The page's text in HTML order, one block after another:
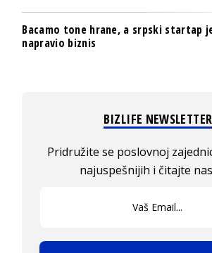
Bacamo tone hrane, a srpski startap
napravio biznis
BIZLIFE NEWSLETTER
Pridružite se poslovnoj
najuspešnijih i čitajte